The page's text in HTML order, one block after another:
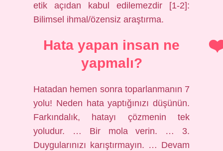
etik açıdan kabul edilemezdir [1-2]:
Bilimsel ihmal/özensiz araştırma.
Hata yapan insan ne
yapmalı?
Hatadan hemen sonra toparlanmanın 7
yolu! Neden hata yaptığınızı düşünün.
Farkındalık, hatayı çözmenin tek
yoludur. … Bir mola verin. … 3.
Duygularınızı karıştırmayın. … Devam